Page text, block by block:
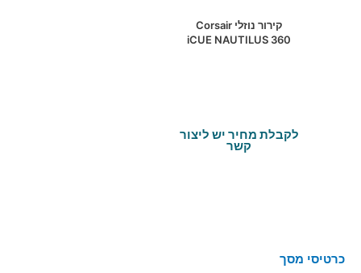
כרטיסי מסך
קירור נוזלי Corsair
iCUE NAUTILUS 360
לקבלת מחיר יש ליצור
קשר